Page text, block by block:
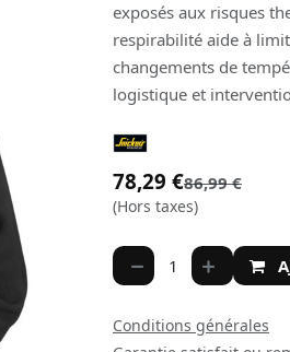
exposés aux risques
respirabilité aide à
changements de
logistique et
78,29 €86,99€
(Hors taxes)
Conditions générales